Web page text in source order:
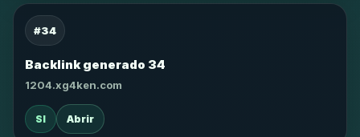
#34
Backlink generado 34
1204.xg4ken.com
SI Abrir